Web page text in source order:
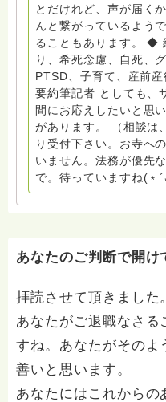
griefcare.tomoshibi@icloud.com
イエ 所属 （Gender
とができる社会をめざして）
京都自死自殺相談セン
員長（2018〜2024） ◆保育士.幼稚園教諭.小学校教諭.
レクリエーションイン
間 保育 教育の現場で 総
つつ、お話できることがあれ
たとともに。南無阿弥陀仏 ここでは、宗旨を問いま
ん。 まずは、ひとりで
わせは⬇️こちらから
いて、あなたに向き合っ
いします。 ※個別相談は、hasunohaオンライン相談よ
受け付けておりません。
ください。 法務を優先さ
とだけれど、声が届く
んと繋がっているよう
ることもあります。 ◆
り、希死念慮、自死、
PTSD、子育て、産前産
要約筆記者 としても
間にお応えしたいと思
があります。 （相談は
り受付下さい。お寺へ
いません。法務が優先
で。待っていますね
あなたのご判断で開け
拝読させて頂きました。
あなたがご退職なさる
すね。あなたがそのよ
善いと思います。
あなたにはこれからの